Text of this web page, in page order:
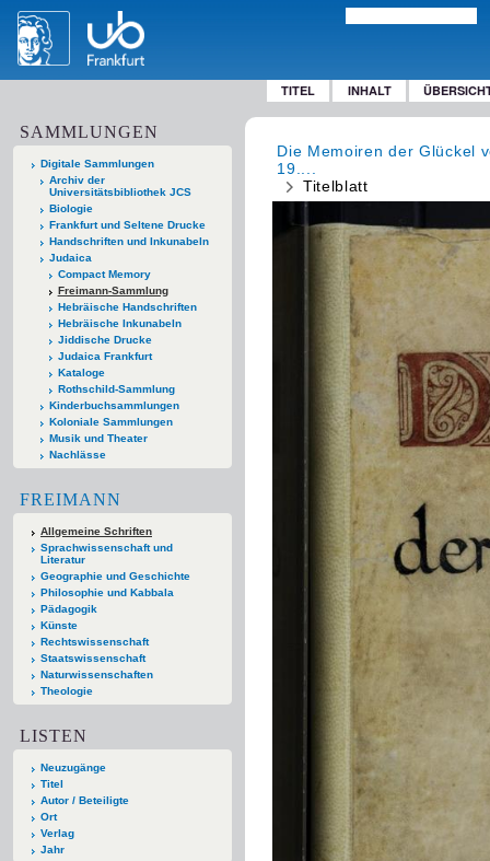
TITEL INHALT
SAMMLUNGEN
Digitale Sammlungen
Archiv der
Universitätsbibliothek JCS
Biologie
Frankfurt und Seltene Drucke
Handschriften und Inkunabeln
Judaica
Compact Memory
Freimann-Sammlung
Hebräische Handschriften
Hebräische Inkunabeln
Jiddische Drucke
Judaica Frankfurt
Kataloge
Rothschild-Sammlung
Kinderbuchsammlungen
Koloniale Sammlungen
Musik und Theater
Nachlässe
FREIMANN
Allgemeine Schriften
Sprachwissenschaft und
Literatur
Geographie und Geschichte
Philosophie und Kabbala
Pädagogik
Künste
Rechtswissenschaft
Staatswissenschaft
Naturwissenschaften
Theologie
LISTEN
Neuzugänge
Titel
Autor / Beteiligte
Ort
Verlag
Jahr
Die Memoiren der Glückel
19....
Titelblatt